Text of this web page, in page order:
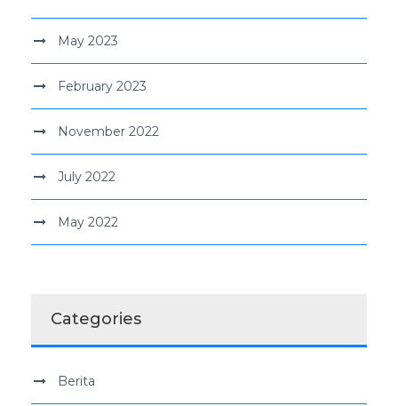
May 2023
February 2023
November 2022
July 2022
May 2022
Categories
Berita